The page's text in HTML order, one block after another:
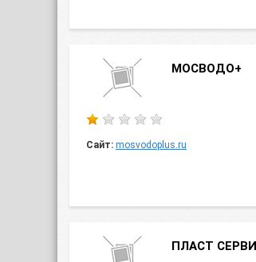
МОСВОДО+
Сайт: mosvodoplus.ru
ПЛАСТ